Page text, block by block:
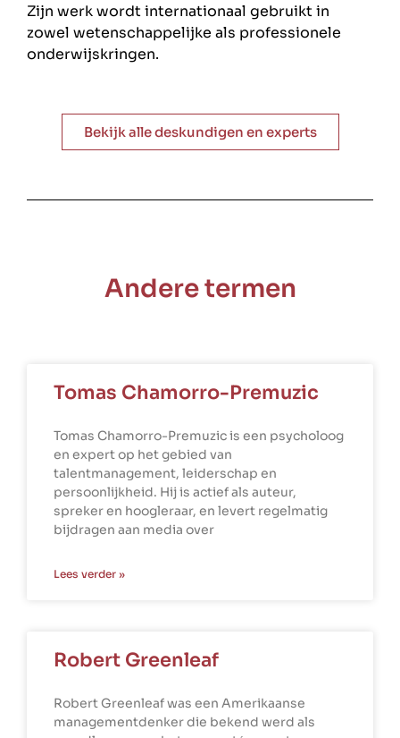
Zijn werk wordt internationaal gebruikt in
zowel wetenschappelijke als professionele
onderwijskringen.
Bekijk alle deskundigen en experts
Andere termen
Tomas Chamorro-Premuzic
Tomas Chamorro-Premuzic is een psycholoog
en expert op het gebied van
talentmanagement, leiderschap en
persoonlijkheid. Hij is actief als auteur,
spreker en hoogleraar, en levert regelmatig
bijdragen aan media over
Lees verder »
Robert Greenleaf
Robert Greenleaf was een Amerikaanse
managementdenker die bekend werd als